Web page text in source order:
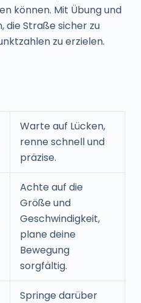
können. Mit Übung und
die Straße sicher zu
zu erzielen.
Warte auf Lücken,
renne schnell und
präzise.
Achte auf die
Größe und
Geschwindigkeit,
plane deine
Bewegung
sorgfältig.
Springe darüber